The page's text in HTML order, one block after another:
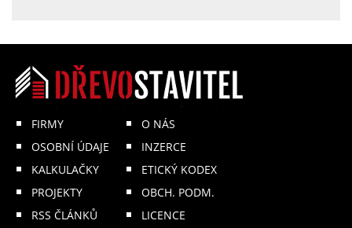
FIRMY
OSOBNÍ ÚDAJE
KALKULAČKY
PROJEKTY
RSS ČLÁNKŮ
O NÁS
INZERCE
ETICKÝ KODEX
OBCH. PODM.
LICENCE